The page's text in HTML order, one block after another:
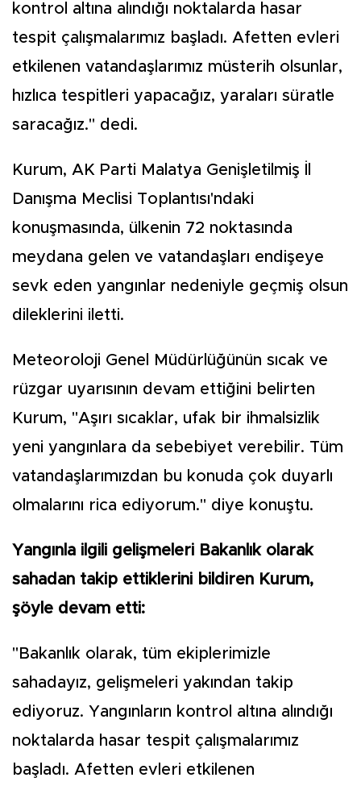
kontrol altına alındığı noktalarda hasar
tespit çalışmalarımız başladı. Afetten evleri
etkilenen vatandaşlarımız müsterih olsunlar,
hızlıca tespitleri yapacağız, yaraları süratle
saracağız." dedi.
Kurum, AK Parti Malatya Genişletilmiş İl
Danışma Meclisi Toplantısı'ndaki
konuşmasında, ülkenin 72 noktasında
meydana gelen ve vatandaşları endişeye
sevk eden yangınlar nedeniyle geçmiş olsun
dileklerini iletti.
Meteoroloji Genel Müdürlüğünün sıcak ve
rüzgar uyarısının devam ettiğini belirten
Kurum, "Aşırı sıcaklar, ufak bir ihmalsizlik
yeni yangınlara da sebebiyet verebilir. Tüm
vatandaşlarımızdan bu konuda çok duyarlı
olmalarını rica ediyorum." diye konuştu.
Yangınla ilgili gelişmeleri Bakanlık olarak
sahadan takip ettiklerini bildiren Kurum,
şöyle devam etti:
"Bakanlık olarak, tüm ekiplerimizle
sahadayız, gelişmeleri yakından takip
ediyoruz. Yangınların kontrol altına alındığı
noktalarda hasar tespit çalışmalarımız
başladı. Afetten evleri etkilenen